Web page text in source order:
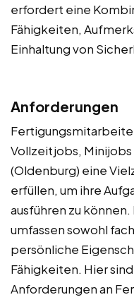
erfordert eine
Fähigkeiten,
Einhaltung von
Anforderungen
Vollzeitjobs,
(Oldenburg) eine
erfüllen, um ihre
ausführen zu
umfassen sowohl
persönliche
Fähigkeiten. Hier
Anforderungen an